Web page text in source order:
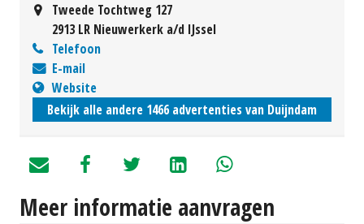
Tweede Tochtweg 127
2913 LR Nieuwerkerk a/d IJssel
Telefoon
E-mail
Website
Bekijk alle andere 1466 advertenties van Duijndam
Meer informatie aanvragen